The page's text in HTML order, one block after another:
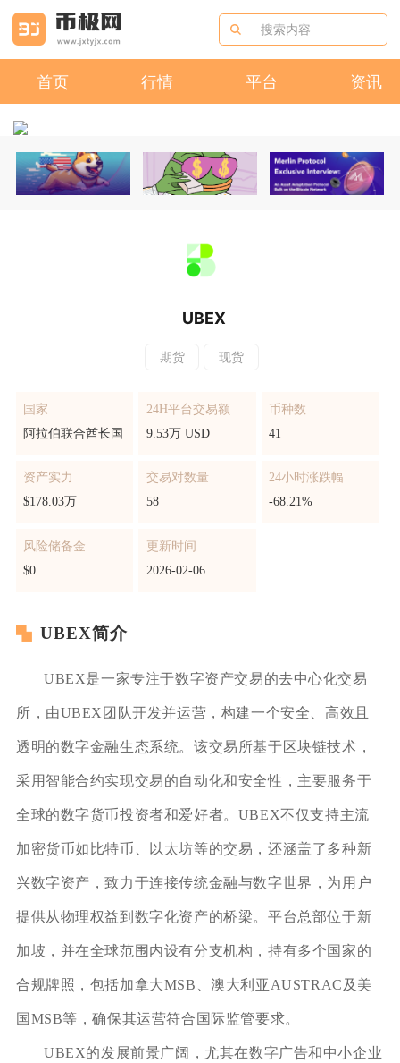
首页 行情 平台 资讯
UBEX
期货 现货
国家
阿拉伯联合酋长国
24H平台交易额
9.53万 USD
币种数
41
资产实力
$178.03万
交易对数量
58
24小时涨跌幅
-68.21%
风险储备金
$0
更新时间
2026-02-06
UBEX简介
UBEX是一家专注于数字资产交易的去中心化交易
所，由UBEX团队开发并运营，构建一个安全、高效且
透明的数字金融生态系统。该交易所基于区块链技术，
采用智能合约实现交易的自动化和安全性，主要服务于
全球的数字货币投资者和爱好者。UBEX不仅支持主流
加密货币如比特币、以太坊等的交易，还涵盖了多种新
兴数字资产，致力于连接传统金融与数字世界，为用户
提供从物理权益到数字化资产的桥梁。平台总部位于新
加坡，并在全球范围内设有分支机构，持有多个国家的
合规牌照，包括加拿大MSB、澳大利亚AUSTRAC及美
国MSB等，确保其运营符合国际监管要求。
UBEX的发展前景广阔，尤其在数字广告和中小企业